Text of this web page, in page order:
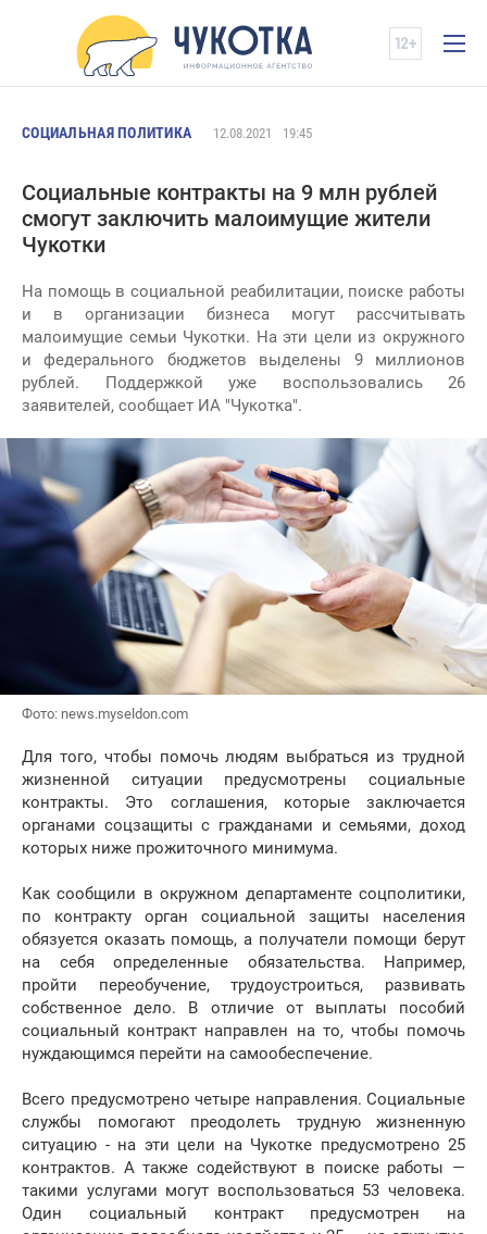
СОЦИАЛЬНАЯ ПОЛИТИКА 12.08.2021 19:45
Социальные контракты на 9 млн рублей
смогут заключить малоимущие жители
Чукотки
На помощь в социальной реабилитации, поиске работы
и в организации бизнеса могут рассчитывать
малоимущие семьи Чукотки. На эти цели из окружного
и федерального бюджетов выделены 9 миллионов
рублей. Поддержкой уже воспользовались 26
заявителей, сообщает ИА "Чукотка".
Фото: news.myseldon.com
Для того, чтобы помочь людям выбраться из трудной
жизненной ситуации предусмотрены социальные
контракты. Это соглашения, которые заключается
органами соцзащиты с гражданами и семьями, доход
которых ниже прожиточного минимума.
Как сообщили в окружном департаменте соцполитики,
по контракту орган социальной защиты населения
обязуется оказать помощь, а получатели помощи берут
на себя определенные обязательства. Например,
пройти переобучение, трудоустроиться, развивать
собственное дело. В отличие от выплаты пособий
социальный контракт направлен на то, чтобы помочь
нуждающимся перейти на самообеспечение.
Всего предусмотрено четыре направления. Социальные
службы помогают преодолеть трудную жизненную
ситуацию - на эти цели на Чукотке предусмотрено 25
контрактов. А также содействуют в поиске работы —
такими услугами могут воспользоваться 53 человека.
Один социальный контракт предусмотрен на